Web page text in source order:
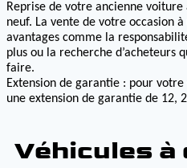
Reprise de votre ancienne voiture
neuf. La vente de votre occasion
avantages comme la
plus ou la recherche d’acheteurs
faire.
Extension de garantie : pour
une extension de garantie de 12,
Véhicules